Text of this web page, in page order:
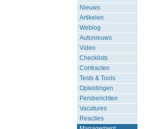
Nieuws
Artikelen
Weblog
Autonieuws
Video
Checklists
Contracten
Tests & Tools
Opleidingen
Persberichten
Vacatures
Reacties